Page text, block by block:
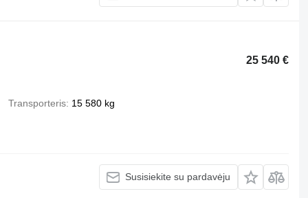
25 540 €
Transporteris 15 580 kg
Susisiekite su pardavėju